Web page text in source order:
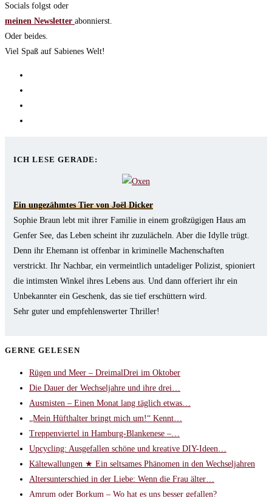
Socials folgst oder
meinen Newsletter abonnierst.
Oder beides.
Viel Spaß auf Sabienes Welt!
tab
new
ICH LESE GERADE:
Ein ungezähmtes Tier von Joël Dicker
Sophie Braun lebt mit ihrer Familie in einem großzügigen Haus am
Genfer See, das Leben scheint ihr zuzulächeln. Aber die Idylle trügt.
Denn ihr Ehemann ist offenbar in kriminelle Machenschaften
verstrickt. Ihr Nachbar, ein vermeintlich untadeliger Polizist, spioniert
die intimsten Winkel ihres Lebens aus. Und dann offeriert ihr ein
Unbekannter ein Geschenk, das sie tief erschüttern wird.
Sehr guter und empfehlenswerter Thriller!
GERNE GELESEN
Rügen und Meer – DreimalDrei im Oktober
Die Dauer der Wechseljahre und ihre drei…
Ausmisten – Einen Monat lang täglich etwas…
„Mein Hüfthalter bringt mich um!“ Kennt…
Treppenviertel in Hamburg-Blankenese –…
Upcycling: Ausgefallen schöne und kreative DIY-Ideen…
Kältewallungen ★ Ein seltsames Phänomen in den Wechseljahren
Altersunterschied in der Liebe: Wenn die Frau älter…
Amrum oder Borkum – Wo hat es uns besser gefallen?